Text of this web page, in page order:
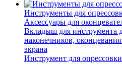
Инструменты для
Аксессуары для
Вкладыш для инструмента
наконечников,
экрана
Инструмент для